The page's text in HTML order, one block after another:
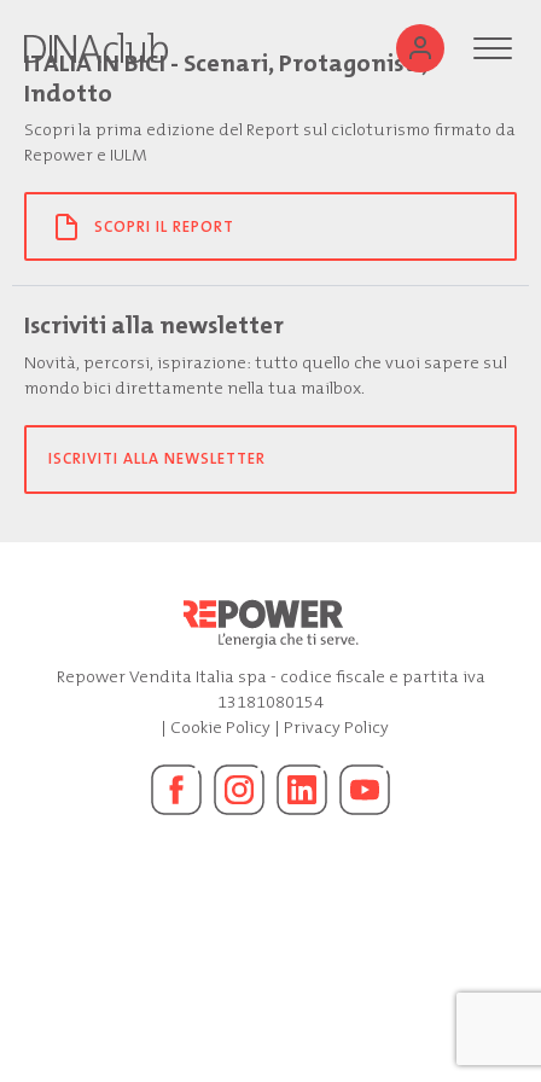
ITALIA IN BICI - Scenari, Protagonisti,
Indotto
Scopri la prima edizione del Report sul cicloturismo firmato da
Repower e IULM
SCOPRI IL REPORT
Iscriviti alla newsletter
Novità, percorsi, ispirazione: tutto quello che vuoi sapere sul
mondo bici direttamente nella tua mailbox.
ISCRIVITI ALLA NEWSLETTER
Repower Vendita Italia spa - codice fiscale e partita iva
13181080154
| Cookie Policy| Privacy Policy